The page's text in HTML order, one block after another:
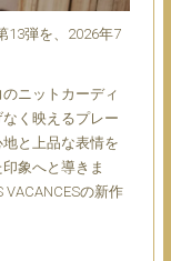
13弾を、2026年7
ニットカーディ
く映えるプレー
と上品な表情を
象へと導きま
の新作